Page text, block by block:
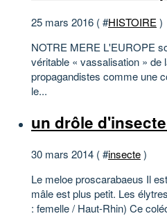
25 mars 2016 ( #HISTOIRE)
NOTRE MERE L'EUROPE
véritable « vassalisation » de
propagandistes comme une
le...
un drôle
30 mars 2014 ( #insecte)
Le meloe proscarabaeus Il
mâle est plus petit. Les
: femelle / Haut-Rhin) Ce